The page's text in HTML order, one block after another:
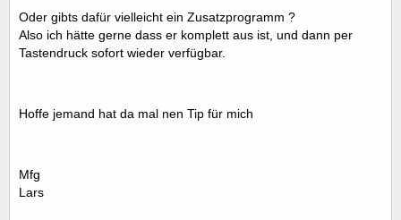
Oder gibts dafür vielleicht ein Zusatzprogramm ?
Also ich hätte gerne dass er komplett aus ist, und dann per
Tastendruck sofort wieder verfügbar.
Hoffe jemand hat da mal nen Tip für mich
Mfg
Lars